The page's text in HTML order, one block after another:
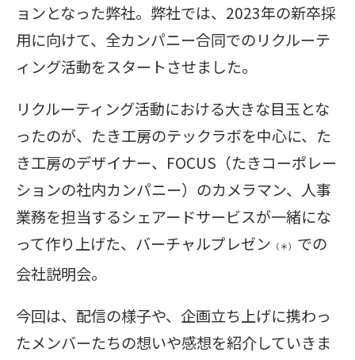
ョンとなった弊社。弊社では、2023年の新卒採
用に向けて、全カンパニー合同でのリクルーテ
ィング活動をスタートさせました。
リクルーティング活動における大きな目玉とな
ったのが、たき工房のテックラボを中心に、た
き工房のデザイナー、FOCUS（たきコーポレー
ションの社内カンパニー）のカメラマン、人事
業務を担当するシェアードサービスが一緒にな
って作り上げた、バーチャルプレゼン （＊） での
会社説明会。
今回は、配信の様子や、企画立ち上げに携わっ
たメンバーたちの想いや感想を紹介していきま